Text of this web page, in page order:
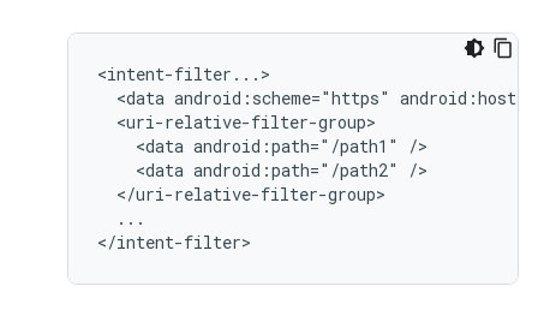
<data android:scheme="https"
<data android:path="/path1"
<data android:path="/path2"
...
</intent-filter>